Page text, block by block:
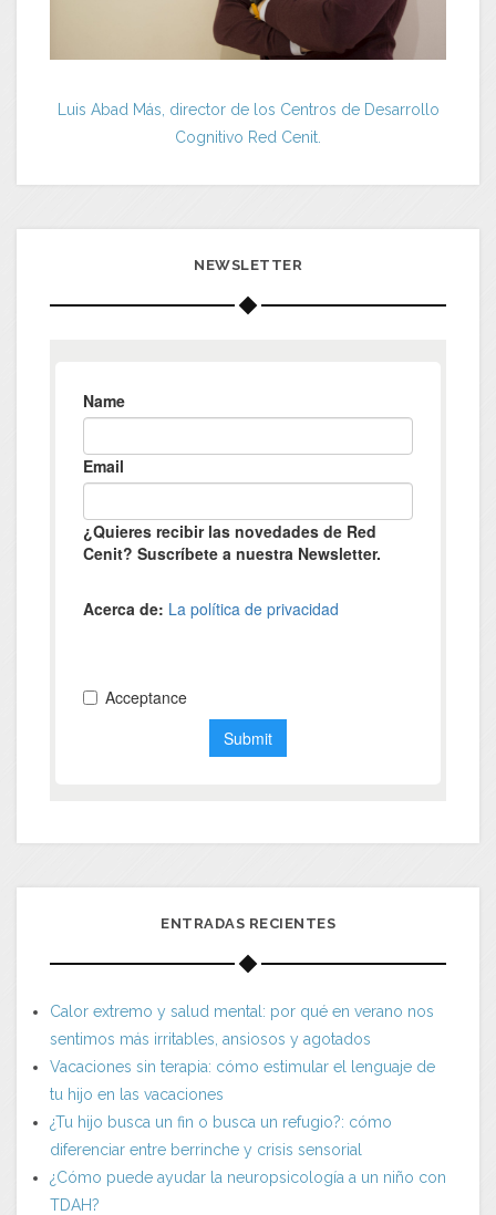
Luis Abad Más, director de los Centros de Desarrollo
Cognitivo Red Cenit.
NEWSLETTER
ENTRADAS RECIENTES
Calor extremo y salud mental: por qué en verano nos
sentimos más irritables, ansiosos y agotados
Vacaciones sin terapia: cómo estimular el lenguaje de
tu hijo en las vacaciones
¿Tu hijo busca un fin o busca un refugio?: cómo
diferenciar entre berrinche y crisis sensorial
¿Cómo puede ayudar la neuropsicología a un niño con
TDAH?